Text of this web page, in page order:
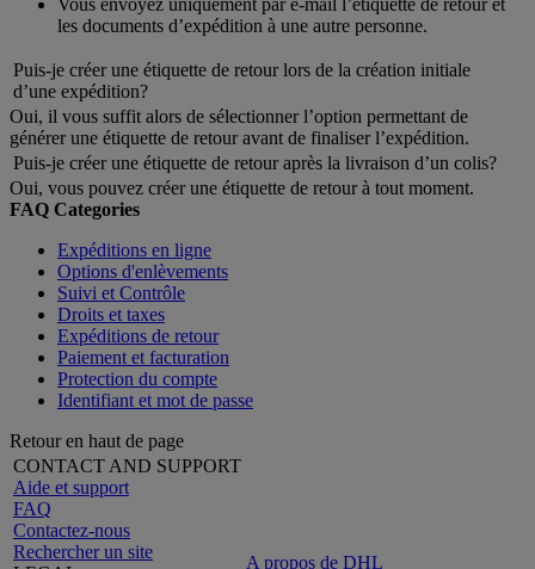
Vous envoyez uniquement par e-mail l’étiquette de retour et
les documents d’expédition à une autre personne.
Puis-je créer une étiquette de retour lors de la création initiale
d’une expédition?
Oui, il vous suffit alors de sélectionner l’option permettant de
générer une étiquette de retour avant de finaliser l’expédition.
Puis-je créer une étiquette de retour après la livraison d’un colis?
Oui, vous pouvez créer une étiquette de retour à tout moment.
FAQ Categories
Expéditions en ligne
Options d'enlèvements
Suivi et Contrôle
Droits et taxes
Expéditions de retour
Paiement et facturation
Protection du compte
Identifiant et mot de passe
Retour en haut de page
CONTACT AND SUPPORT
Aide et support
FAQ
Contactez-nous
Rechercher un site
A propos de DHL